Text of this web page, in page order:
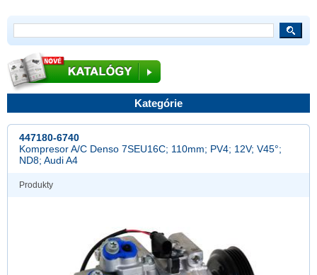
Kategórie
447180-6740
Kompresor A/C Denso 7SEU16C; 110mm; PV4; 12V; V45°;
ND8; Audi A4
Produkty